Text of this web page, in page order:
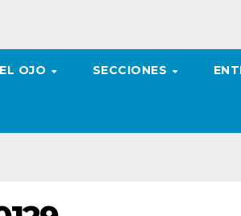
OJO SECCIONES